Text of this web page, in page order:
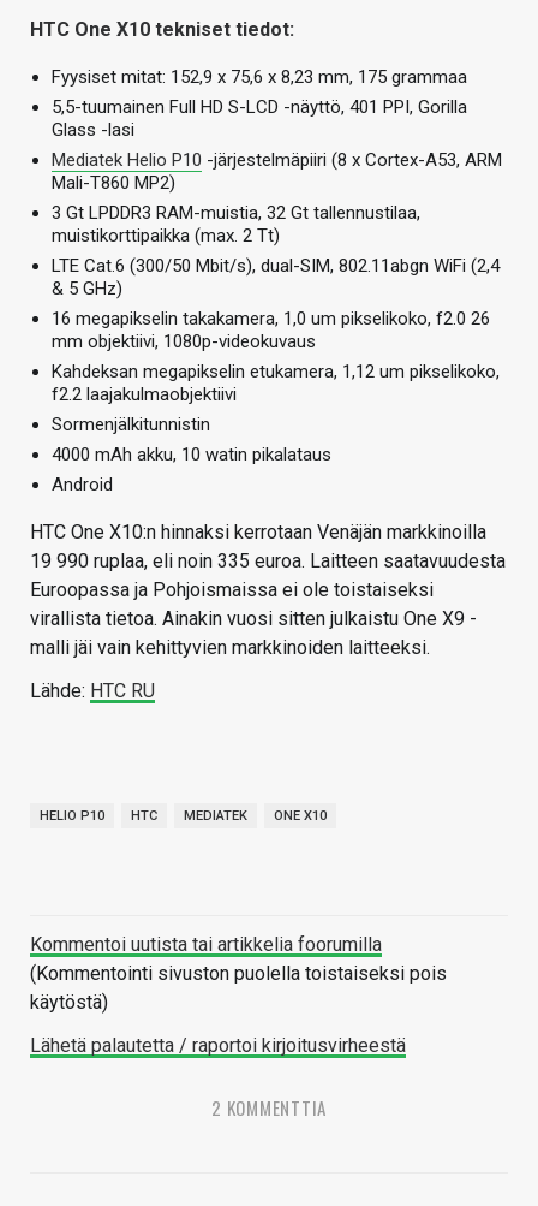
HTC One X10 tekniset tiedot:
Fyysiset mitat: 152,9 x 75,6 x 8,23 ​​mm, 175 grammaa
5,5-tuumainen Full HD S-LCD -näyttö, 401 PPI, Gorilla
Glass -lasi
Mediatek Helio P10 -järjestelmäpiiri (8 x Cortex-A53, ARM
Mali-T860 MP2)
3 Gt LPDDR3 RAM-muistia, 32 Gt tallennustilaa,
muistikorttipaikka (max. 2 Tt)
LTE Cat.6 (300/50 Mbit/s), dual-SIM, 802.11abgn WiFi (2,4
& 5 GHz)
16 megapikselin takakamera, 1,0 um pikselikoko, f2.0 26
mm objektiivi, 1080p-videokuvaus
Kahdeksan megapikselin etukamera, 1,12 um pikselikoko,
f2.2 laajakulmaobjektiivi
Sormenjälkitunnistin
4000 mAh akku, 10 watin pikalataus
Android
HTC One X10:n hinnaksi kerrotaan Venäjän markkinoilla
19 990 ruplaa, eli noin 335 euroa. Laitteen saatavuudesta
Euroopassa ja Pohjoismaissa ei ole toistaiseksi
virallista tietoa. Ainakin vuosi sitten julkaistu One X9 -
malli jäi vain kehittyvien markkinoiden laitteeksi.
Lähde: HTC RU
HELIO P10 HTC MEDIATEK ONE X10
Kommentoi uutista tai artikkelia foorumilla
(Kommentointi sivuston puolella toistaiseksi pois
käytöstä)
Lähetä palautetta / raportoi kirjoitusvirheestä
2 KOMMENTTIA